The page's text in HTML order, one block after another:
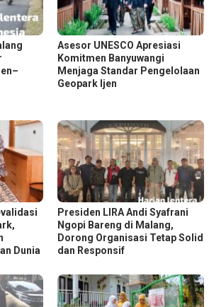
Asesor UNESCO Apresiasi
Komitmen Banyuwangi
Menjaga Standar Pengelolaan
Geopark Ijen
Dunia
Presiden LIRA Andi Syafrani
Ngopi Bareng di Malang,
Dorong Organisasi Tetap Solid
dan Responsif